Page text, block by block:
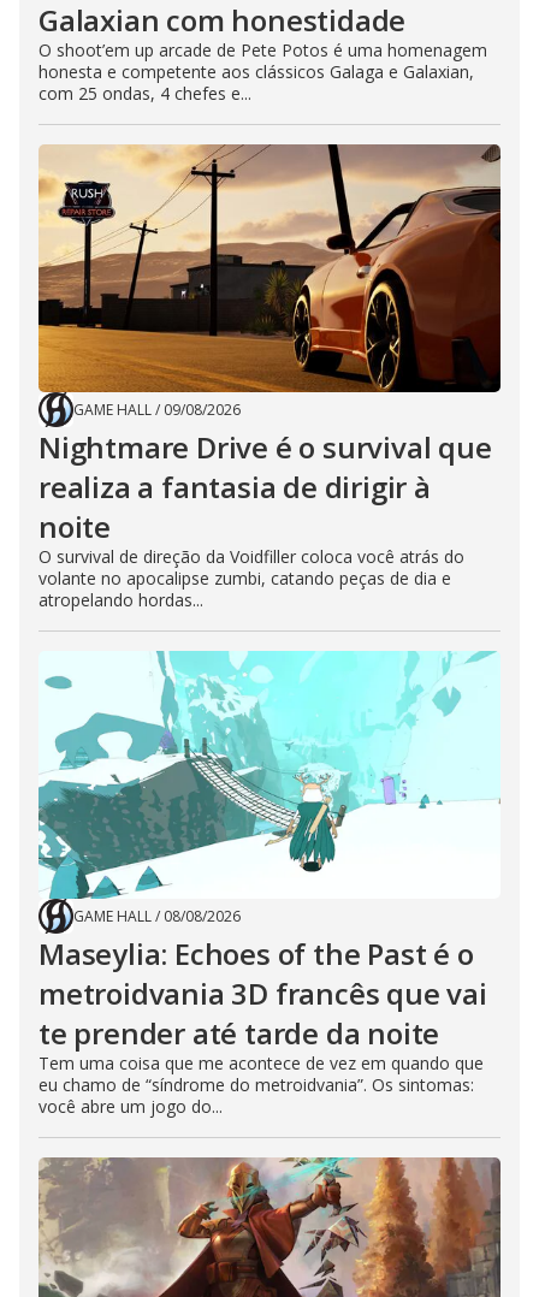
Galaxian com honestidade
O shoot’em up arcade de Pete Potos é uma homenagem
honesta e competente aos clássicos Galaga e Galaxian,
com 25 ondas, 4 chefes e...
GAME HALL/ 09/08/2026
Nightmare Drive é o survival que
realiza a fantasia de dirigir à
noite
O survival de direção da Voidfiller coloca você atrás do
volante no apocalipse zumbi, catando peças de dia e
atropelando hordas...
GAME HALL/ 08/08/2026
Maseylia: Echoes of the Past é o
metroidvania 3D francês que vai
te prender até tarde da noite
Tem uma coisa que me acontece de vez em quando que
eu chamo de “síndrome do metroidvania”. Os sintomas:
você abre um jogo do...